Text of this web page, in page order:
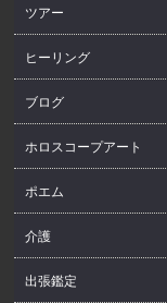
ツアー
ヒーリング
ブログ
ホロスコープアート
ポエム
介護
出張鑑定